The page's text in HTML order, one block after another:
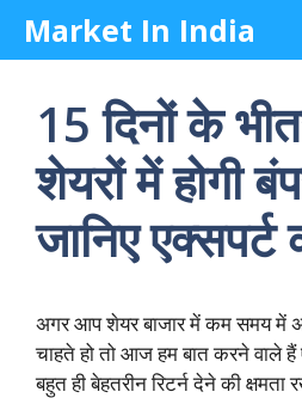
SkipMarket In India
15 दिनों के
शेयरों में होगी
जानिए एक्सपर्ट
अगर आप शेयर बाजार में कम समय में
चाहते हो तो आज हम बात करने वाले हैं
बहुत ही बेहतरीन रिटर्न देने की